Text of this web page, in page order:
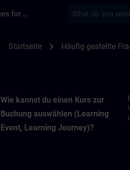
Training Services for Digital Industries
Startseite chevron_right Häufig gestellte
Wie kannst du einen Kurs zur
Buchung auswählen (Learning
Event, Learning Journey)?